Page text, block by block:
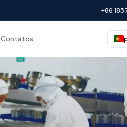
+86
Contatos